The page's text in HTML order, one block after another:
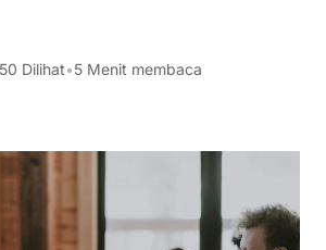
Dilihat•5 Menit membaca